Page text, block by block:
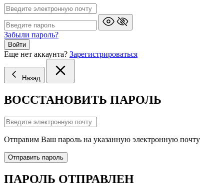
Забыли пароль?
Войти
Еще нет аккаунта? Зарегистрироваться
Назад
ВОССТАНОВИТЬ ПАРОЛЬ
Отправим Ваш пароль на указанную электронную почту
Отправить пароль
ПАРОЛЬ ОТПРАВЛЕН